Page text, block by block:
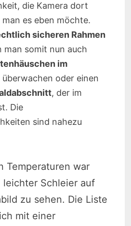
die Kamera dort
es eben möchte.
sicheren Rahmen
somit nun auch
im
überwachen oder einen
, der im
Die
sind nahezu
Temperaturen war
leichter Schleier auf
zu sehen. Die Liste
mit einer